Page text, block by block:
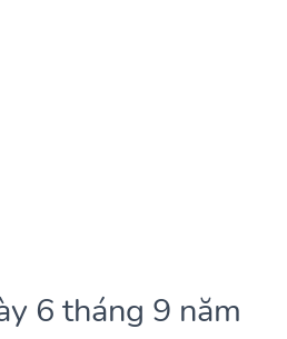
6 tháng 9 năm